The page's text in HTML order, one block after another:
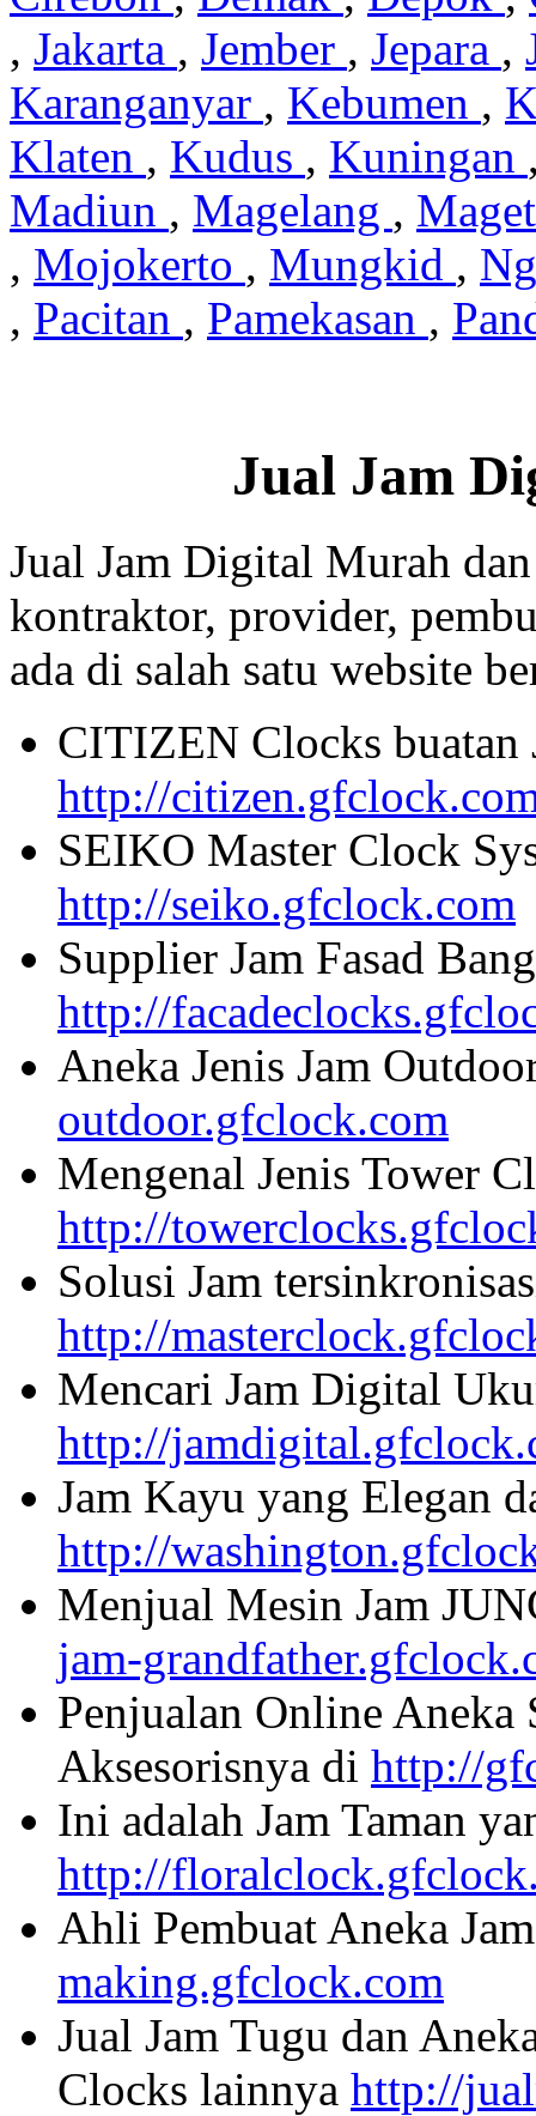
, Jakarta , Jember , Jepara ,
Karanganyar , Kebumen ,
Klaten , Kudus , Kuningan
Madiun , Magelang ,
, Mojokerto , Mungkid ,
, Pacitan , Pamekasan ,
Jual Jam
Jual Jam Digital Murah
kontraktor, provider,
ada di salah satu website
CITIZEN Clocks buatan
http://
SEIKO Master Clock
http://seiko.gfclock.com
Supplier Jam Fasad
http://
Aneka Jenis Jam
outdoor.gfclock.com
Mengenal Jenis Tower
http://
Solusi Jam
http://
Mencari Jam Digital
http://
Jam Kayu yang Elegan
http://
Menjual Mesin Jam
jam-
Penjualan Online Aneka
Aksesorisnya di http://
Ini adalah Jam Taman
http://
Ahli Pembuat Aneka
making.gfclock.com
Jual Jam Tugu dan
Clocks lainnya http://